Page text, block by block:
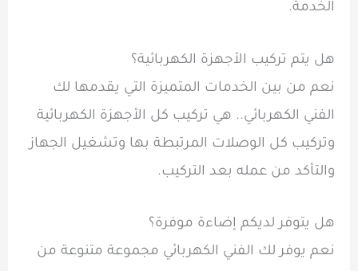
الخدمة.
هل يتم تركيب الأجهزة الكهربائية؟
نعم من بين الخدمات المتميزة التي يقدمها لك
الفني الكهربائي.. هي تركيب كل الأجهزة الكهربائية
وتركيب كل الوصلات المرتبطة بها وتشغيل الجهاز
والتأكد من عمله بعد التركيب.
هل يتوفر لديكم إضاءة موفرة؟
نعم يوفر لك الفني الكهربائي مجموعة متنوعة من